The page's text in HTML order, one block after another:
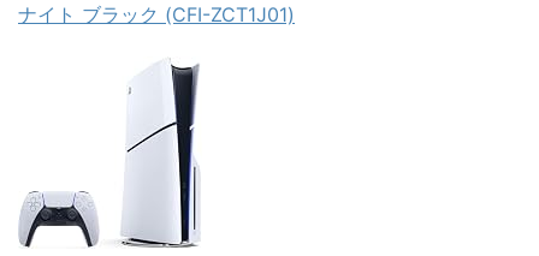
ナイト ブラック (CFI-ZCT1J01)